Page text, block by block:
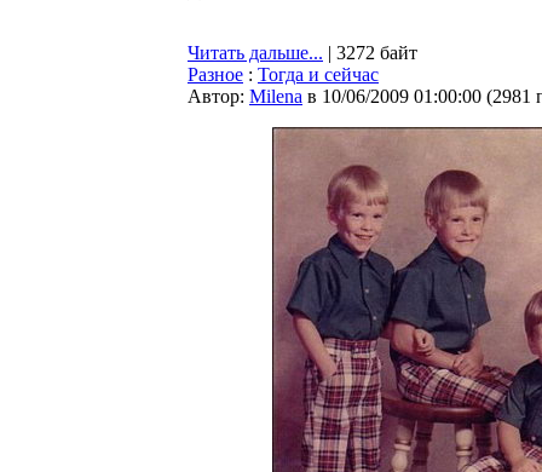
Читать дальше... | 3272 байт
Разное : Тогда и сейчас
Автор: Milena в 10/06/2009 01:00:00 (2981